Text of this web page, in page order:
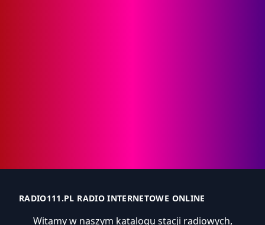
RADIO111.PL RADIO INTERNETOWE ONLINE
Witamy w naszym katalogu stacji radiowych,